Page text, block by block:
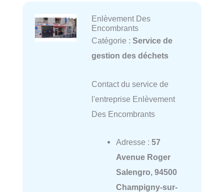
Enlèvement Des
Encombrants
Catégorie : Service de
gestion des déchets
Contact du service de
l'entreprise Enlèvement
Des Encombrants
Adresse : 57
Avenue Roger
Salengro, 94500
Champigny-sur-